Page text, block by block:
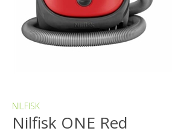
NILFISK
Nilfisk ONE Red